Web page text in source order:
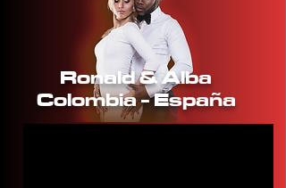
Ronald & Alba
Colombia - España